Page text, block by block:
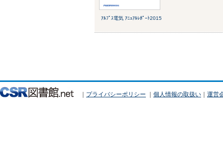
ｱﾙﾌﾟｽ電気 ｱﾆｭｱﾙﾚﾎﾟｰﾄ2015
｜ プライバシーポリシー ｜ 個人情報の取扱い ｜ 運営